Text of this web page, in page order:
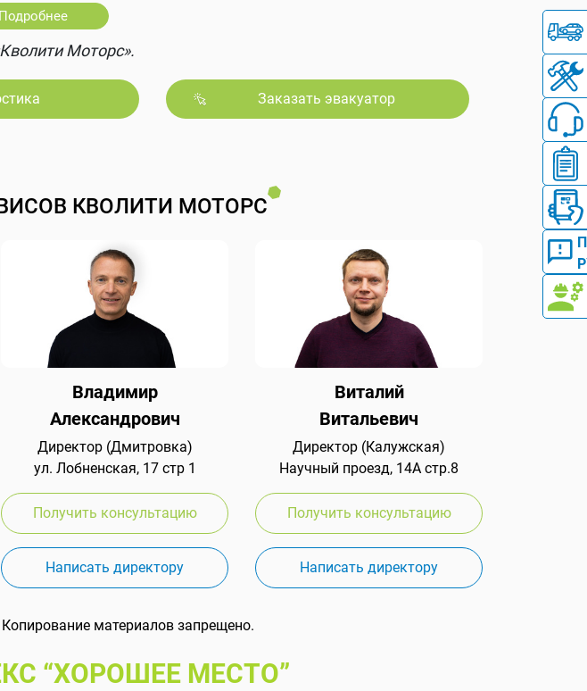
Подробнее
Моторс».
Заказать эвакуатор
КВОЛИТИ МОТОРС
Владимир
Александрович
Директор (Дмитровка)
ул. Лобненская, 17 стр 1
Получить консультацию
Написать директору
Виталий
Витальевич
Директор (Калужская)
Научный проезд, 14А стр.8
Получить консультацию
Написать директору
материалов запрещено.
“ХОРОШЕЕ МЕСТО”